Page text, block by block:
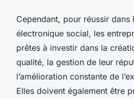
Cependant, pour réussir dans
électronique social, les
prêtes à investir dans la
qualité, la gestion de leur
l’amélioration constante de
Elles doivent également être